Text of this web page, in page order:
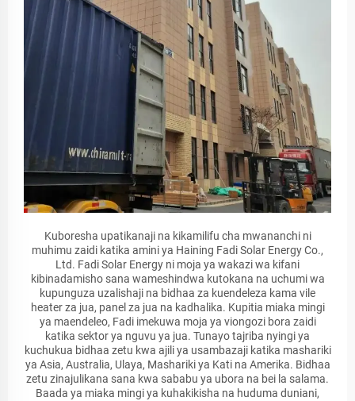
Kuboresha upatikanaji na kikamilifu cha mwananchi ni
muhimu zaidi katika amini ya Haining Fadi Solar Energy Co.,
Ltd. Fadi Solar Energy ni moja ya wakazi wa kifani
kibinadamisho sana wameshindwa kutokana na uchumi wa
kupunguza uzalishaji na bidhaa za kuendeleza kama vile
heater za jua, panel za jua na kadhalika. Kupitia miaka mingi
ya maendeleo, Fadi imekuwa moja ya viongozi bora zaidi
katika sektor ya nguvu ya jua. Tunayo tajriba nyingi ya
kuchukua bidhaa zetu kwa ajili ya usambazaji katika mashariki
ya Asia, Australia, Ulaya, Mashariki ya Kati na Amerika. Bidhaa
zetu zinajulikana sana kwa sababu ya ubora na bei la salama.
Baada ya miaka mingi ya kuhakikisha na huduma duniani,